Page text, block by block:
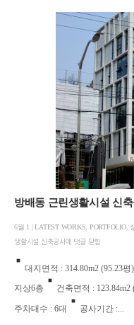
방배동 근린생활시설 신
6월 1 |LATEST WORKS PORTFOLIO,
생활시설 신축공사에 댓글 닫힘
대지면적 : 314.80m2 (95.23평)
지상6층 건축면적 : 123.84m2
주차대수 : 6대 공사기간 :...